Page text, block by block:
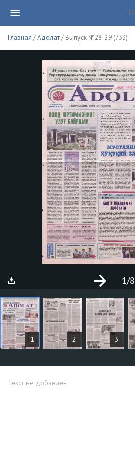
Главная /Адолат/ Выпуск №28-29 (733)
1 2 3
1/8
СТАТЬИ
Текст не добавлен